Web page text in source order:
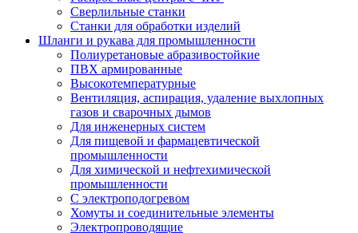
Сверлильные станки
Станки для обработки изделий
Шланги и рукава для промышленности
Полиуретановые абразивостойкие
ПВХ армированные
Высокотемпературные
Вентиляция, аспирация, удаление выхлопных
газов и сварочных дымов
Для инженерных систем
Для пищевой и фармацевтической
промышленности
Для химической и нефтехимической
промышленности
С электроподогревом
Хомуты и соединительные элементы
Электропроводящие